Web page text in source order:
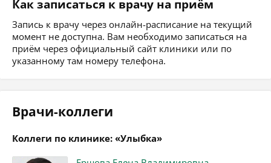
Как записаться к врачу на приём
Запись к врачу через онлайн-расписание на текущий
момент не доступна. Вам необходимо записаться на
приём через официальный сайт клиники или по
указанному там номеру телефона.
Врачи-коллеги
Коллеги по клинике: «Улыбка»